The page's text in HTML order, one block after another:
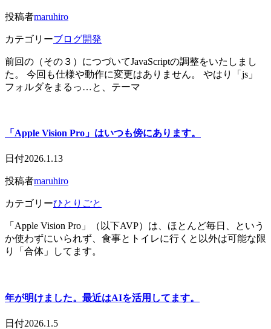
投稿者maruhiro
カテゴリーブログ開発
前回の（その３）につづいてJavaScriptの調整をいたしまし
た。 今回も仕様や動作に変更はありません。 やはり「js」
フォルダをまるっ…と、テーマ
「Apple Vision Pro」はいつも傍にあります。
日付2026.1.13
投稿者maruhiro
カテゴリーひとりごと
「Apple Vision Pro」（以下AVP）は、ほとんど毎日、という
か使わずにいられず、食事とトイレに行くと以外は可能な限
り「合体」してます。
年が明けました。最近はAIを活用してます。
日付2026.1.5